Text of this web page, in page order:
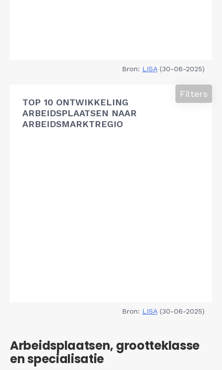
Bron: LISA(30-06-2025)
TOP 10 ONTWIKKELING
ARBEIDSPLAATSEN NAAR
ARBEIDSMARKTREGIO
Filters
Bron: LISA(30-06-2025)
Arbeidsplaatsen, grootteklasse
en specialisatie